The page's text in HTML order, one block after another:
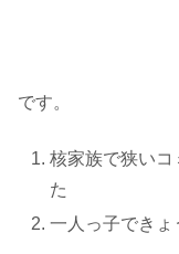
です。
核家族で狭いコ
た
一人っ子できょ